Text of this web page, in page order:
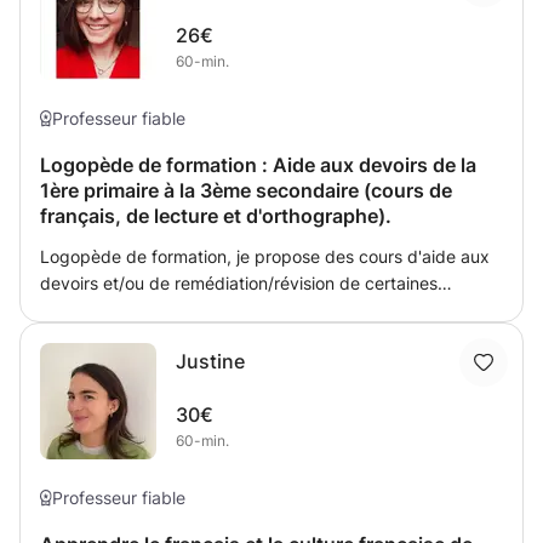
de te répondre. Les leçons durent généralement 50
minutes.
compréhensive le cours ira à votre rythme, avec une
orientation personnelle pour que nous puissions nous
attacher à développer le langage autour de thématiques
26€
60-min.
Professeur fiable
Logopède de formation : Aide aux devoirs de la
1ère primaire à la 3ème secondaire (cours de
français, de lecture et d'orthographe).
Logopède de formation, je propose des cours d'aide aux
devoirs et/ou de remédiation/révision de certaines
autour de Beyne-Heusay. Je peux également donner des
cours à mon domicile.
Justine
30€
60-min.
Professeur fiable